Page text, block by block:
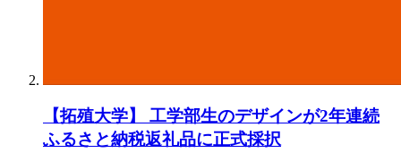
【拓殖⼤学】 ⼯学部⽣のデザインが2年連続
ふるさと納税返礼品に正式採択